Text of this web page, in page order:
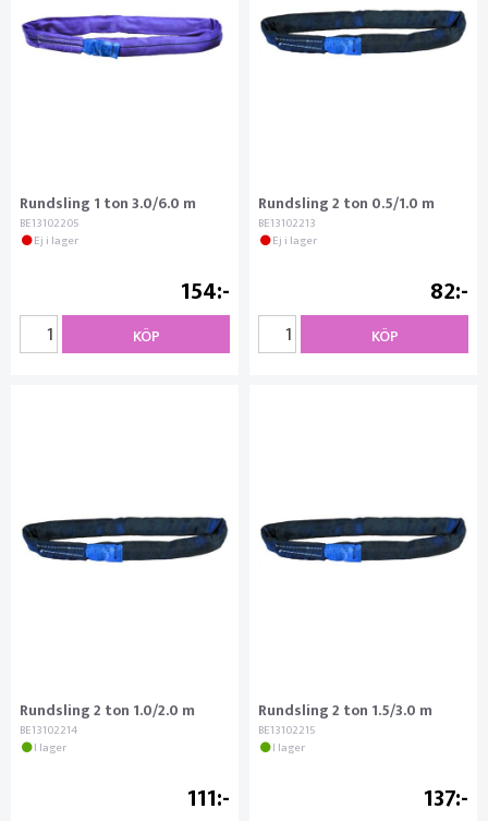
Rundsling 1 ton 3.0/6.0 m
BE13102205
Ej i lager
154
KÖP
Rundsling 2 ton 0.5/1.0 m
BE13102213
Ej i lager
82
KÖP
Rundsling 2 ton 1.0/2.0 m
BE13102214
I lager
111
Rundsling 2 ton 1.5/3.0 m
BE13102215
I lager
137